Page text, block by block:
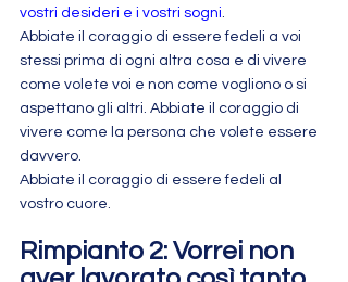
vostri desideri e i vostri sogni.
Abbiate il coraggio di essere fedeli a voi
stessi prima di ogni altra cosa e di vivere
come volete voi e non come vogliono o si
aspettano gli altri. Abbiate il coraggio di
vivere come la persona che volete essere
davvero.
Abbiate il coraggio di essere fedeli al
vostro cuore.
Rimpianto 2: Vorrei non